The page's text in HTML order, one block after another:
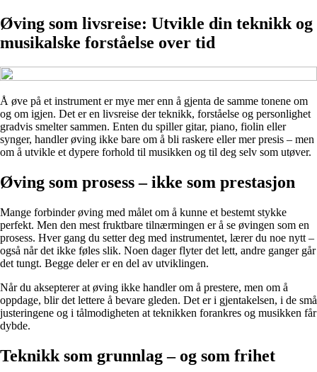
Øving som livsreise: Utvikle din teknikk og
musikalske forståelse over tid
Å øve på et instrument er mye mer enn å gjenta de samme tonene om
og om igjen. Det er en livsreise der teknikk, forståelse og personlighet
gradvis smelter sammen. Enten du spiller gitar, piano, fiolin eller
synger, handler øving ikke bare om å bli raskere eller mer presis – men
om å utvikle et dypere forhold til musikken og til deg selv som utøver.
Øving som prosess – ikke som prestasjon
Mange forbinder øving med målet om å kunne et bestemt stykke
perfekt. Men den mest fruktbare tilnærmingen er å se øvingen som en
prosess. Hver gang du setter deg med instrumentet, lærer du noe nytt –
også når det ikke føles slik. Noen dager flyter det lett, andre ganger går
det tungt. Begge deler er en del av utviklingen.
Når du aksepterer at øving ikke handler om å prestere, men om å
oppdage, blir det lettere å bevare gleden. Det er i gjentakelsen, i de små
justeringene og i tålmodigheten at teknikken forankres og musikken får
dybde.
Teknikk som grunnlag – og som frihet